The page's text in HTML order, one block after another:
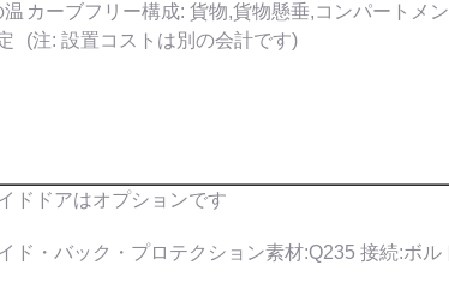
温 カーブフリー構成: 貨物,貨物懸垂,コンパートメ
(注: 設置コストは別の会計です)
ドドアはオプションです
ド・バック・プロテクション素材:Q235 接続:ボル